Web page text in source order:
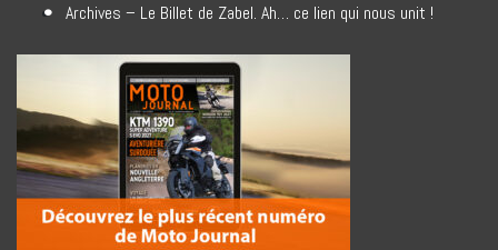
Archives – Le Billet de Zabel. Ah… ce lien qui nous unit !